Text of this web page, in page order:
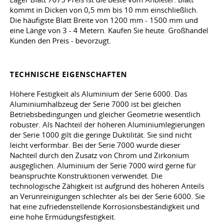
kommt in Dicken von 0,5 mm bis 10 mm einschließlich.
Die häufigste Blatt Breite von 1200 mm - 1500 mm und
eine Länge von 3 - 4 Metern. Kaufen Sie heute. Großhandel
Kunden den Preis - bevorzugt.
TECHNISCHE EIGENSCHAFTEN
Höhere Festigkeit als Aluminium der Serie 6000. Das
Aluminiumhalbzeug der Serie 7000 ist bei gleichen
Betriebsbedingungen und gleicher Geometrie wesentlich
robuster. Als Nachteil der höheren Aluminiumlegierungen
der Serie 1000 gilt die geringe Duktilität. Sie sind nicht
leicht verformbar. Bei der Serie 7000 wurde dieser
Nachteil durch den Zusatz von Chrom und Zirkonium
ausgeglichen. Aluminium der Serie 7000 wird gerne für
beanspruchte Konstruktionen verwendet. Die
technologische Zähigkeit ist aufgrund des höheren Anteils
an Verunreinigungen schlechter als bei der Serie 6000. Sie
hat eine zufriedenstellende Korrosionsbeständigkeit und
eine hohe Ermüdungsfestigkeit.